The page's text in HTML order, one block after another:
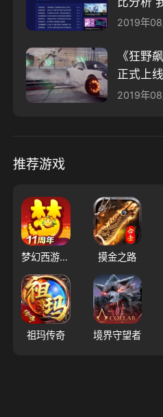
2019年
《狂野
正式上
礼包
2019年
推荐游戏
梦幻西游（大陆服） 摸金之路
祖玛传奇 境界守望者